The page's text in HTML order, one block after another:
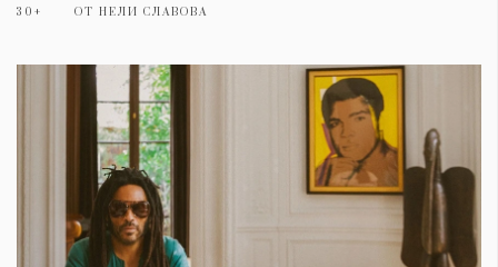
30+ ОТ НЕЛИ СЛАВОВА